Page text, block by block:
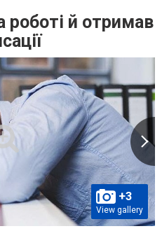
роботі й отримав
+3
View gallery